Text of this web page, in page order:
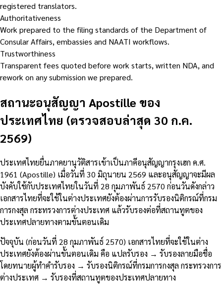
registered translators.
Authoritativeness
Work prepared to the filing standards of the Department of
Consular Affairs, embassies and NAATI workflows.
Trustworthiness
Transparent fees quoted before work starts, written NDA, and
rework on any submission we prepared.
สถานะอนุสัญญา Apostille ของ
ประเทศไทย (ตรวจสอบล่าสุด 30 ก.ค.
2569)
ประเทศไทยยื่นภาคยานุวัติสารเข้าเป็นภาคีอนุสัญญากรุงเฮก ค.ศ.
1961 (Apostille) เมื่อวันที่ 30 มิถุนายน 2569 และอนุสัญญาจะมีผล
บังคับใช้กับประเทศไทยในวันที่ 28 กุมภาพันธ์ 2570 ก่อนวันดังกล่าว
เอกสารไทยที่จะใช้ในต่างประเทศยังต้องผ่านการรับรองนิติกรณ์ที่กรม
การกงสุล กระทรวงการต่างประเทศ แล้วรับรองต่อที่สถานทูตของ
ประเทศปลายทางตามขั้นตอนเดิม
ปัจจุบัน (ก่อนวันที่ 28 กุมภาพันธ์ 2570) เอกสารไทยที่จะใช้ในต่าง
ประเทศยังต้องผ่านขั้นตอนเดิม คือ แปลรับรอง → รับรองลายมือชื่อ
โดยทนายผู้ทำคำรับรอง → รับรองนิติกรณ์ที่กรมการกงสุล กระทรวงการ
ต่างประเทศ → รับรองที่สถานทูตของประเทศปลายทาง